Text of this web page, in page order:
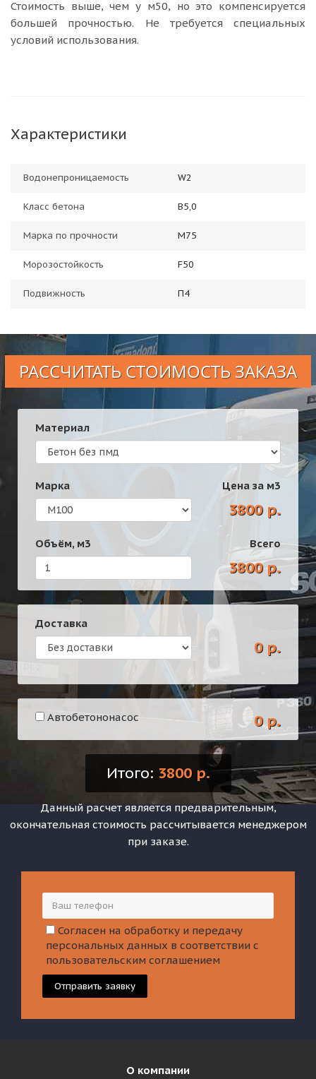
Стоимость выше, чем у м50, но это компенсируется
большей прочностью. Не требуется специальных
условий использования.
Характеристики
Водонепроницаемость W2
Класс бетона В5,0
Марка по прочности М75
Морозостойкость F50
Подвижность П4
РАССЧИТАТЬ СТОИМОСТЬ ЗАКАЗА
Материал
Марка Цена за м3
3800 р.
Объём, м3 Всего
3800 р.
Доставка
0 р.
Автобетононасос 0 р.
Итого: 3800 р.
Данный расчет является предварительным,
окончательная стоимость рассчитывается менеджером
при заказе.
Согласен на обработку и передачу
персональных данных в соответствии с
пользовательским соглашением
Отправить заявку
О компании